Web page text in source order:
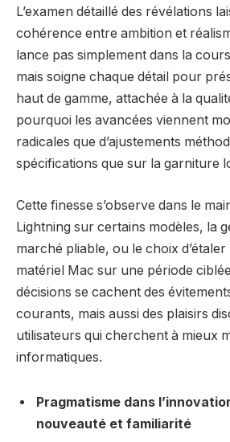
L’examen détaillé des révélations
cohérence entre ambition et
lance pas simplement dans la
mais soigne chaque détail pour
haut de gamme, attachée à la
pourquoi les avancées viennent
radicales que d’ajustements
spécifications que sur la garniture
Cette finesse s’observe dans le
Lightning sur certains modèles, la
marché pliable, ou le choix d’étaler
matériel Mac sur une période
décisions se cachent des
courants, mais aussi des plaisirs
utilisateurs qui cherchent à mieux
informatiques.
Pragmatisme dans
nouveauté et familiarité